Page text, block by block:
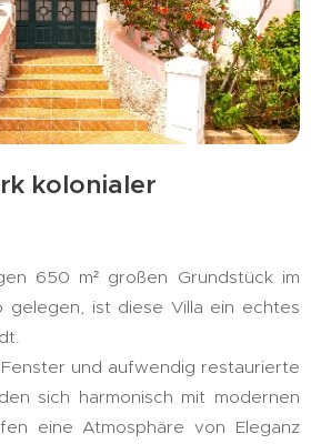
kolonialer
650 m² großen Grundstück im
gelegen, ist diese Villa ein echtes
und aufwendig restaurierte
sich harmonisch mit modernen
eine Atmosphäre von Eleganz